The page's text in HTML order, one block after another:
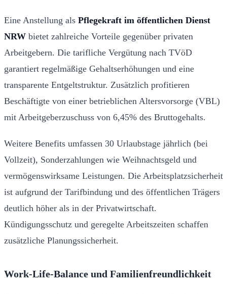
Eine Anstellung als Pflegekraft im öffentlichen Dienst
NRW bietet zahlreiche Vorteile gegenüber privaten
Arbeitgebern. Die tarifliche Vergütung nach TVöD
garantiert regelmäßige Gehaltserhöhungen und eine
transparente Entgeltstruktur. Zusätzlich profitieren
Beschäftigte von einer betrieblichen Altersvorsorge (VBL)
mit Arbeitgeberzuschuss von 6,45% des Bruttogehalts.
Weitere Benefits umfassen 30 Urlaubstage jährlich (bei
Vollzeit), Sonderzahlungen wie Weihnachtsgeld und
vermögenswirksame Leistungen. Die Arbeitsplatzsicherheit
ist aufgrund der Tarifbindung und des öffentlichen Trägers
deutlich höher als in der Privatwirtschaft.
Kündigungsschutz und geregelte Arbeitszeiten schaffen
zusätzliche Planungssicherheit.
Work-Life-Balance und Familienfreundlichkeit